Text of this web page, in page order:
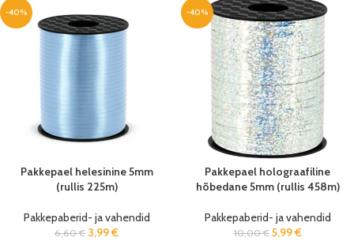
-40%
Pakkepael helesinine 5mm
(rullis 225m)
Pakkepaberid- ja vahendid
6,60€ 3,99€
-40%
Pakkepael holograafiline
hõbedane 5mm (rullis 458m)
Pakkepaberid- ja vahendid
10,00€ 5,99€